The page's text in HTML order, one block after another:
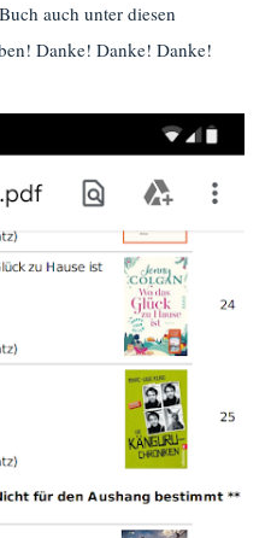
auch unter diesen
Danke! Danke! Danke!